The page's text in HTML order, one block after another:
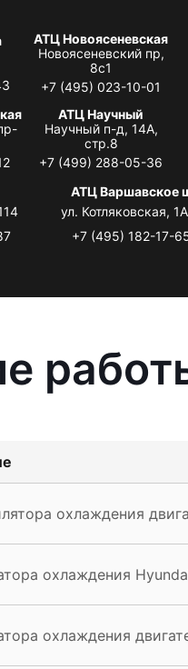
АТЦ Новоясеневская
Новоясеневский пр,
8с1
+7 (495) 023-10-01
АТЦ Научный
Научный п-д, 14А,
стр.8
+7 (499) 288-05-36
АТЦ Варшавское
ул. Котляковская,
+7 (495) 182-17-
охлаждения
охлаждения
охлаждения